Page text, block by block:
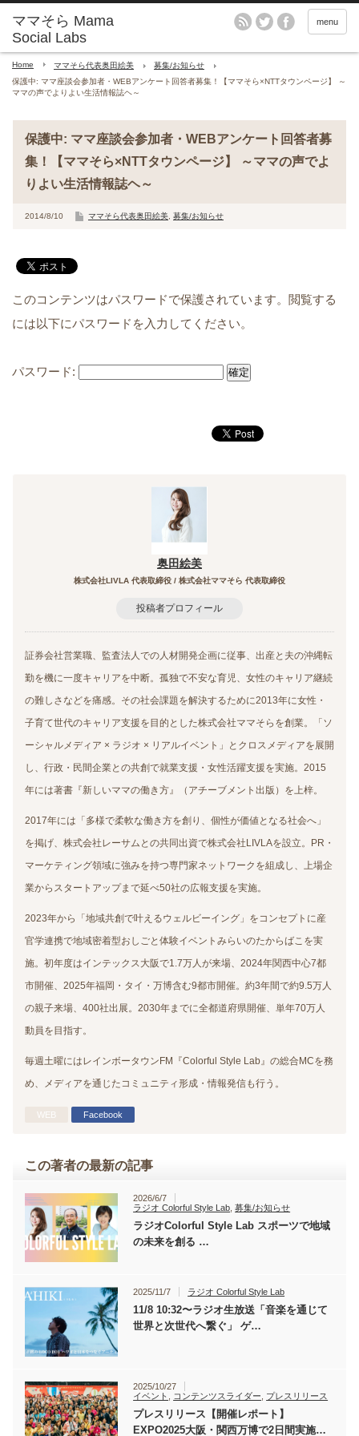
menu
Home ママそら代表奥田絵美
募集/お知らせ
保護中: ママ座談会参加者・WEBアンケート回答者募集！【ママそら×NTTタウンページ】 ～
ママの声でよりよい生活情報誌ヘ～
保護中: ママ座談会参加者・WEBアンケート回答者募
集！【ママそら×NTTタウンページ】 ～ママの声でよ
りよい生活情報誌ヘ～
2014/8/10 ママそら代表奥田絵美 募集/お知らせ
このコンテンツはパスワードで保護されています。閲覧する
には以下にパスワードを入力してください。
パスワード:
奥田絵美
株式会社LIVLA 代表取締役 / 株式会社ママそら 代表取締役
投稿者プロフィール
証券会社営業職、監査法人での人材開発企画に従事、出産と夫の沖縄転
勤を機に一度キャリアを中断。孤独で不安な育児、女性のキャリア継続
の難しさなどを痛感。その社会課題を解決するために2013年に女性・
子育て世代のキャリア支援を目的とした株式会社ママそらを創業。「ソ
ーシャルメディア × ラジオ × リアルイベント」とクロスメディアを展開
し、行政・民間企業との共創で就業支援・女性活躍支援を実施。2015
年には著書『新しいママの働き方』（アチーブメント出版）を上梓。
2017年には「多様で柔軟な働き方を創り、個性が価値となる社会へ」
を掲げ、株式会社レーサムとの共同出資で株式会社LIVLAを設立。PR・
マーケティング領域に強みを持つ専門家ネットワークを組成し、上場企
業からスタートアップまで延べ50社の広報支援を実施。
2023年から「地域共創で叶えるウェルビーイング」をコンセプトに産
官学連携で地域密着型おしごと体験イベントみらいのたからばこを実
施。初年度はインテックス大阪で1.7万人が来場、2024年関西中心7都
市開催、2025年福岡・タイ・万博含む9都市開催。約3年間で約9.5万人
の親子来場、400社出展。2030年までに全都道府県開催、単年70万人
動員を目指す。
毎週土曜にはレインボータウンFM『Colorful Style Lab』の総合MCを務
め、メディアを通じたコミュニティ形成・情報発信も行う。
WEB Facebook
この著者の最新の記事
2026/6/7
ラジオ Colorful Style Lab ,募集/お知らせ
ラジオColorful Style Lab スポーツで地域
の未来を創る …
2025/11/7 ラジオ Colorful Style Lab
11/8 10:32〜ラジオ生放送「音楽を通じて
世界と次世代へ繋ぐ」 ゲ…
2025/10/27
イベント
コンテンツスライダー プレスリリース
プレスリリース【開催レポート】
EXPO2025大阪・関西万博で2日間実施…